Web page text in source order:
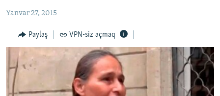
FƏRQƏ BAX
QANUNI DOĞRU
ARAŞDIRMA
MULTIMEDIA
RADIO ARXIV
Yanvar 27, 2015
Paylaş VPN-siz açmaq